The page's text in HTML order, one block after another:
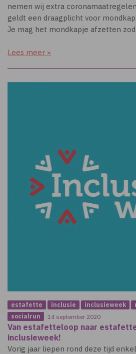
nemen wij extra
geldt een draagplicht voor
Je mag het mondkapje afzetten
Lees meer »
estafette inclusie inclusieweek
socialrun
14 september 2020
Van estafetteloop naar
inclusieweek!
Vorig jaar liepen rond deze tijd